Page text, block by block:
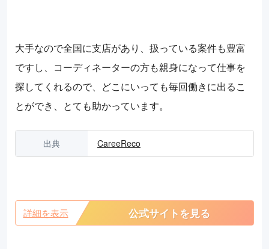
大手なので全国に支店があり、扱っている案件も豊富
ですし、コーディネーターの方も親身になって仕事を
探してくれるので、どこにいっても毎回働きに出るこ
とができ、とても助かっています。
出典 CareeReco
詳細を表示 公式サイトを見る